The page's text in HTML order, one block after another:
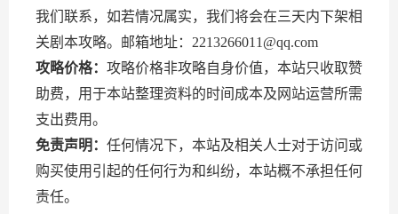
我们联系，如若情况属实，我们将会在三天内下架相
关剧本攻略。邮箱地址：2213266011@qq.com
攻略价格： 攻略价格非攻略自身价值，本站只收取赞
助费，用于本站整理资料的时间成本及网站运营所需
支出费用。
免责声明： 任何情况下，本站及相关人士对于访问或
购买使用引起的任何行为和纠纷，本站概不承担任何
责任。